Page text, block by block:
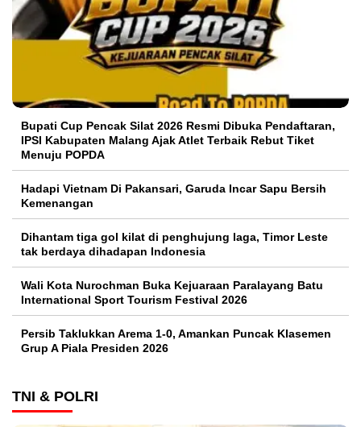
Bupati Cup Pencak Silat 2026 Resmi Dibuka Pendaftaran,
IPSI Kabupaten Malang Ajak Atlet Terbaik Rebut Tiket
Menuju POPDA
Hadapi Vietnam Di Pakansari, Garuda Incar Sapu Bersih
Kemenangan
Dihantam tiga gol kilat di penghujung laga, Timor Leste
tak berdaya dihadapan Indonesia
Wali Kota Nurochman Buka Kejuaraan Paralayang Batu
International Sport Tourism Festival 2026
Persib Taklukkan Arema 1-0, Amankan Puncak Klasemen
Grup A Piala Presiden 2026
TNI & POLRI